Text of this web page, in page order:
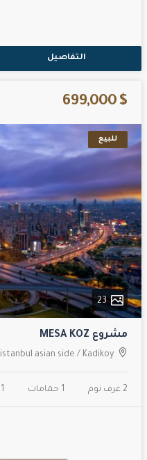
التفاصيل
$ 699,000
للبيع
23
مشروع MESA KOZ
istanbul asian side / Kadikoy
2 غرف نوم 1 حمامات 1 كراجات